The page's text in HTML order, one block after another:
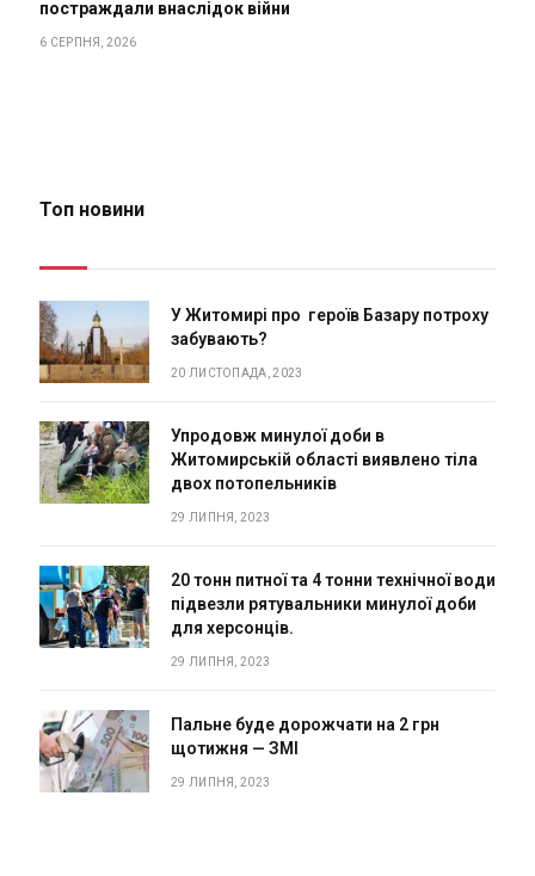
постраждали внаслідок війни
6 СЕРПНЯ, 2026
Топ новини
У Житомирі про героїв Базару потроху
забувають?
20 ЛИСТОПАДА, 2023
Упродовж минулої доби в
Житомирській області виявлено тіла
двох потопельників
29 ЛИПНЯ, 2023
20 тонн питної та 4 тонни технічної води
підвезли рятувальники минулої доби
для херсонців.
29 ЛИПНЯ, 2023
Пальне буде дорожчати на 2 грн
щотижня — ЗМІ
29 ЛИПНЯ, 2023